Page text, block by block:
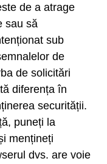
de a atrage
sau să
sub
de
de solicitări
diferența în
securității.
puneți la
mențineți
dvs. are voie